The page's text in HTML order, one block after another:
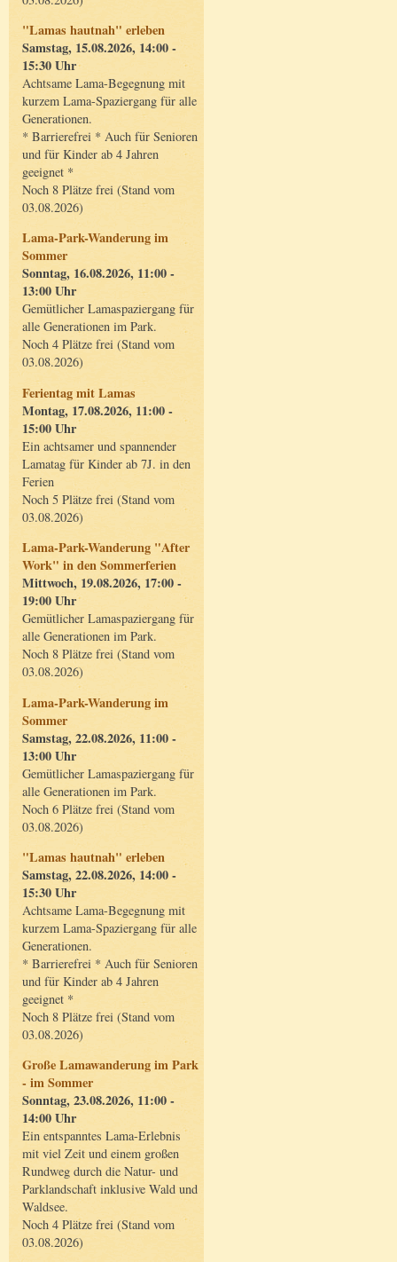
"Lamas hautnah" erleben
Samstag, 15.08.2026, 14:00 -
15:30 Uhr
Achtsame Lama-Begegnung mit
kurzem Lama-Spaziergang für alle
Generationen.
* Barrierefrei * Auch für Senioren
und für Kinder ab 4 Jahren
geeignet *
Noch 8 Plätze frei (Stand vom
03.08.2026)
Lama-Park-Wanderung im
Sommer
Sonntag, 16.08.2026, 11:00 -
13:00 Uhr
Gemütlicher Lamaspaziergang für
alle Generationen im Park.
Noch 4 Plätze frei (Stand vom
03.08.2026)
Ferientag mit Lamas
Montag, 17.08.2026, 11:00 -
15:00 Uhr
Ein achtsamer und spannender
Lamatag für Kinder ab 7J. in den
Ferien
Noch 5 Plätze frei (Stand vom
03.08.2026)
Lama-Park-Wanderung "After
Work" in den Sommerferien
Mittwoch, 19.08.2026, 17:00 -
19:00 Uhr
Gemütlicher Lamaspaziergang für
alle Generationen im Park.
Noch 8 Plätze frei (Stand vom
03.08.2026)
Lama-Park-Wanderung im
Sommer
Samstag, 22.08.2026, 11:00 -
13:00 Uhr
Gemütlicher Lamaspaziergang für
alle Generationen im Park.
Noch 6 Plätze frei (Stand vom
03.08.2026)
"Lamas hautnah" erleben
Samstag, 22.08.2026, 14:00 -
15:30 Uhr
Achtsame Lama-Begegnung mit
kurzem Lama-Spaziergang für alle
Generationen.
* Barrierefrei * Auch für Senioren
und für Kinder ab 4 Jahren
geeignet *
Noch 8 Plätze frei (Stand vom
03.08.2026)
Große Lamawanderung im Park
- im Sommer
Sonntag, 23.08.2026, 11:00 -
14:00 Uhr
Ein entspanntes Lama-Erlebnis
mit viel Zeit und einem großen
Rundweg durch die Natur- und
Parklandschaft inklusive Wald und
Waldsee.
Noch 4 Plätze frei (Stand vom
03.08.2026)